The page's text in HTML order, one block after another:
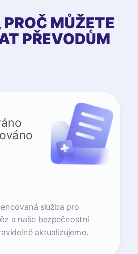
MŮŽETE
PŘEVODŮM
služba pro
a naše bezpečnostní
aktualizujeme.